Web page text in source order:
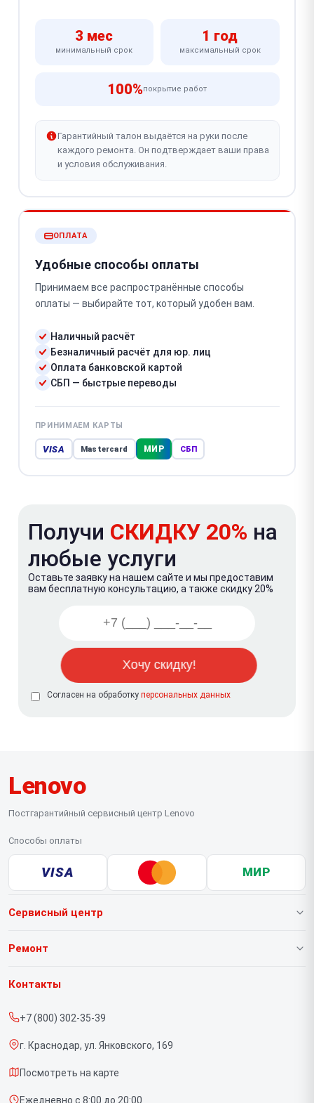
3 мес
минимальный срок
1 год
максимальный срок
100%покрытие работ
Гарантийный талон выдаётся на руки после
каждого ремонта. Он подтверждает ваши права
и условия обслуживания.
ОПЛАТА
Удобные способы оплаты
Принимаем все распространённые способы
оплаты — выбирайте тот, который удобен вам.
Наличный расчёт
Безналичный расчёт для юр. лиц
Оплата банковской картой
СБП — быстрые переводы
ПРИНИМАЕМ КАРТЫ
VISA Mastercard МИР СБП
Получи СКИДКУ 20% на
любые услуги
Оставьте заявку на нашем сайте и мы предоставим
вам бесплатную консультацию, а также скидку 20%
Согласен на обработку персональных данных
Lenovo
Постгарантийный сервисный центр Lenovo
Способы оплаты
VISA МИР
Сервисный центр
О нашем сервисе
Срочный ремонт
Доставка и способы оплаты
Диагностика
Ремонт
Ноутбуков
Контакты
+7 (800) 302-35-39
г. Краснодар, ул. Янковского, 169
Посмотреть на карте
Ежедневно с 8:00 до 20:00